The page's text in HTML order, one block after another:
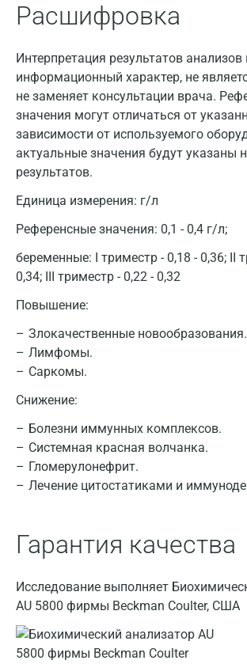
Расшифровка
Интерпретация результатов анализов
информационный характер, не
не заменяет консультации врача.
значения могут отличаться от
зависимости от используемого
актуальные значения будут указаны
результатов.
Единица измерения: г/л
Референсные значения: 0,1 - 0,4 г/л;
беременные: I триместр - 0,18 - 0,36; II
0,34; III триместр - 0,22 - 0,32
Повышение:
Злокачественные новообразования.
Лимфомы.
Саркомы.
Снижение:
Болезни иммунных комплексов.
Системная красная волчанка.
Гломерулонефрит.
Лечение цитостатиками и
Гарантия качества
Исследование выполняет
AU 5800 фирмы Beckman Coulter, США
Москва
Санкт-Петербург
Нижний Новгород
Казань
Астрахань
Балашиха
Барнаул
Брянск
Великий Новгород
Видное
Владимир
Волгоград
Вологда
Воронеж
Всеволожск
Гатчина